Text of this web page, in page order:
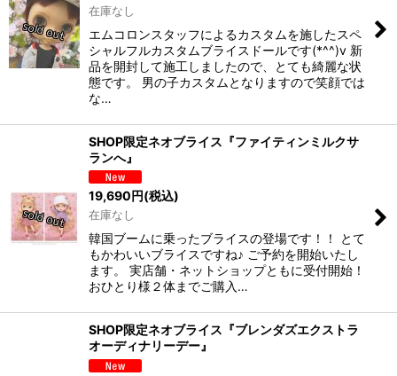
在庫なし
エムコロンスタッフによるカスタムを施したスペ
シャルフルカスタムブライスドールです(*^^)v 新
品を開封して施工しましたので、とても綺麗な状
態です。 男の子カスタムとなりますので笑顔では
な…
SHOP限定ネオブライス『ファイティンミルクサ
ランへ』
19,690円(税込)
在庫なし
韓国ブームに乗ったブライスの登場です！！ とて
もかわいいブライスですね♪ ご予約を開始いたし
ます。 実店舗・ネットショップともに受付開始！
おひとり様２体までご購入…
SHOP限定ネオブライス『ブレンダズエクストラ
オーディナリーデー』